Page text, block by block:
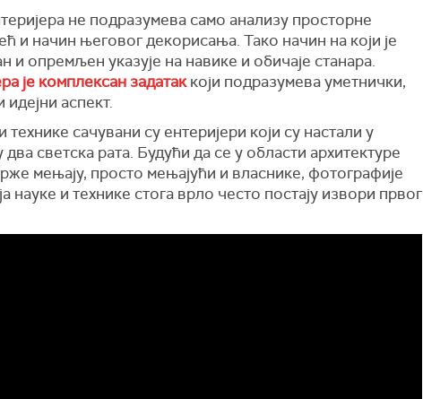
не подразумева само анализу просторне
и начин његовог декорисања. Тако начин на који је
и опремљен указује на навике и обичаје станара.
је комплексан задатаккоји подразумева уметнички,
аспект.
технике сачувани су ентеријери који су настали у
светска рата. Будући да се у области архитектуре
мењају, просто мењајући и власнике, фотографије
науке и технике стога врло често постају извори првог